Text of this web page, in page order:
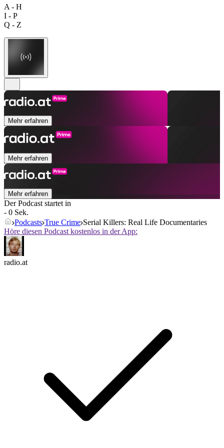
A - H
I - P
Q - Z
Mehr erfahren
Mehr erfahren
Mehr erfahren
Der Podcast startet in
- 0 Sek.
Podcasts True Crime Serial Killers: Real Life Documentaries
Höre diesen Podcast kostenlos in der App:
radio.at